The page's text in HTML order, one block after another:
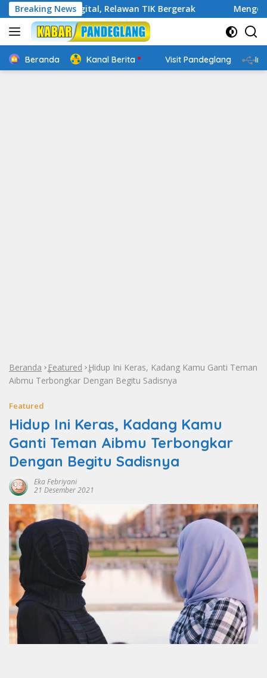
Langsung
ke
konten
Breaking News
Digital, Relawan TIK Bergerak Mengenal Website
Beranda Kanal Berita Visit Pandeglang
Beranda »Featured »Hidup Ini Keras, Kadang Kamu Ganti Teman
Aibmu Terbongkar Dengan Begitu Sadisnya
Featured
Hidup Ini Keras, Kadang Kamu
Ganti Teman Aibmu Terbongkar
Dengan Begitu Sadisnya
Eka Febriyani
21 Desember 2021